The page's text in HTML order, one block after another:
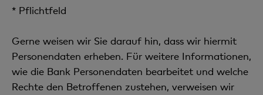
* Pflichtfeld
Gerne weisen wir Sie darauf hin, dass wir hiermit
Personendaten erheben. Für weitere Informationen,
wie die Bank Personendaten bearbeitet und welche
Rechte den Betroffenen zustehen, verweisen wir